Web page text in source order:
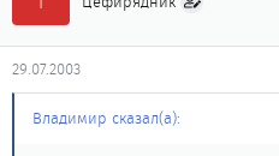
29.07.2003
Владимир сказал(а):